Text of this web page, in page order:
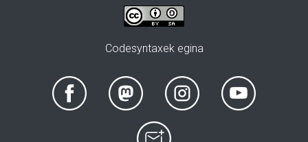
Codesyntaxek egina